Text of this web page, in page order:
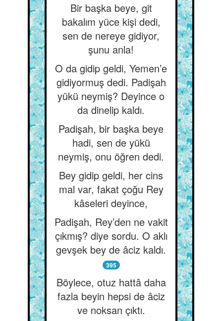
Bir başka beye, git
bakalım yüce kişi dedi,
sen de nereye gidiyor,
şunu anla!
O da gidip geldi, Yemen’e
gidiyormuş dedi. Padişah
yükü neymiş? Deyince o
da dinelip kaldı.
Padişah, bir başka beye
hadi, sen de yükü
neymiş, onu öğren dedi.
Bey gidip geldi, her cins
mal var, fakat çoğu Rey
kâseleri deyince,
Padişah, Rey’den ne vakit
çıkmış? diye sordu. O aklı
gevşek bey de âciz kaldı.
395
Böylece, otuz hattâ daha
fazla beyin hepsi de âciz
ve noksan çıktı.